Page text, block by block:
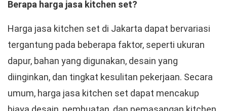
Berapa harga jasa kitchen set?
Harga jasa kitchen set di Jakarta dapat bervariasi
tergantung pada beberapa faktor, seperti ukuran
dapur, bahan yang digunakan, desain yang
diinginkan, dan tingkat kesulitan pekerjaan. Secara
umum, harga jasa kitchen set dapat mencakup